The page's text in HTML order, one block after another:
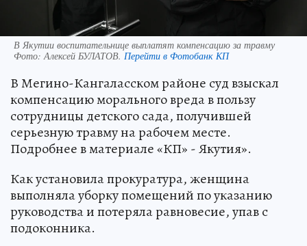
В Якутии воспитательнице выплатят компенсацию за травму
Фото:Алексей БУЛАТОВ. Перейти в Фотобанк КП
В Мегино-Кангаласском районе суд взыскал
компенсацию морального вреда в пользу
сотрудницы детского сада, получившей
серьезную травму на рабочем месте.
Подробнее в материале «КП» - Якутия».
Как установила прокуратура, женщина
выполняла уборку помещений по указанию
руководства и потеряла равновесие, упав с
подоконника.